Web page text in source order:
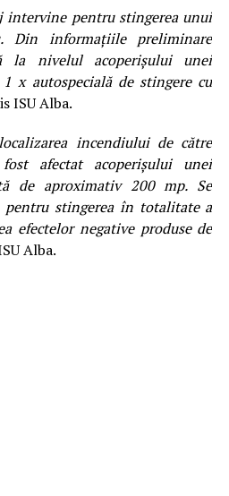
intervine pentru stingerea unui
Din informațiile preliminare
la nivelul acoperișului unei
x autospecială de stingere cu
ISU Alba.
incendiului de către
afectat acoperișului unei
de aproximativ 200 mp. Se
stingerea în totalitate a
efectelor negative produse de
Alba.